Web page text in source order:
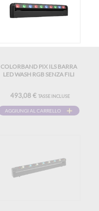
COLORBAND PIX ILS BARRA
LED WASH RGB SENZA FILI
493,08 € TASSE INCLUSE
AGGIUNGI AL CARRELLO